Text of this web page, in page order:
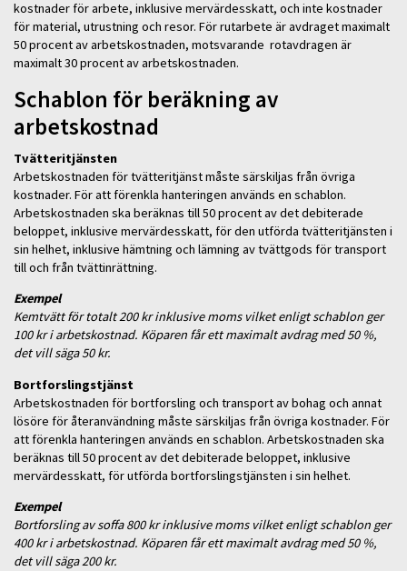
kostnader för arbete, inklusive mervärdesskatt, och inte kostnader
för material, utrustning och resor. För rutarbete är avdraget maximalt
50 procent av arbetskostnaden, motsvarande rotavdragen är
maximalt 30 procent av arbetskostnaden.
Schablon för beräkning av
arbetskostnad
Tvätteritjänsten
Arbetskostnaden för tvätteritjänst måste särskiljas från övriga
kostnader. För att förenkla hanteringen används en schablon.
Arbetskostnaden ska beräknas till 50 procent av det debiterade
beloppet, inklusive mervärdesskatt, för den utförda tvätteritjänsten i
sin helhet, inklusive hämtning och lämning av tvättgods för transport
till och från tvättinrättning.
Exempel
Kemtvätt för totalt 200 kr inklusive moms vilket enligt schablon ger
100 kr i arbetskostnad. Köparen får ett maximalt avdrag med 50 %,
det vill säga 50 kr.
Bortforslingstjänst
Arbetskostnaden för bortforsling och transport av bohag och annat
lösöre för återanvändning måste särskiljas från övriga kostnader. För
att förenkla hanteringen används en schablon. Arbetskostnaden ska
beräknas till 50 procent av det debiterade beloppet, inklusive
mervärdesskatt, för utförda bortforslingstjänsten i sin helhet.
Exempel
Bortforsling av soffa 800 kr inklusive moms vilket enligt schablon ger
400 kr i arbetskostnad. Köparen får ett maximalt avdrag med 50 %,
det vill säga 200 kr.